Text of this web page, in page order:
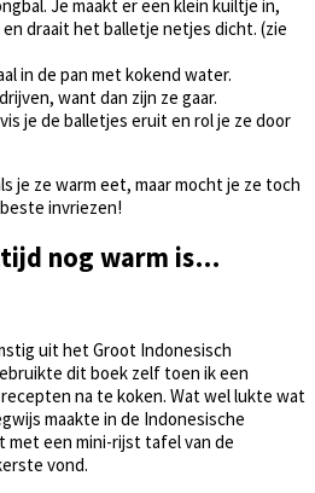
Je maakt er een klein kuiltje in,
draait het balletje netjes dicht. (zie
in de pan met kokend water.
want dan zijn ze gaar.
je de balletjes eruit en rol je ze door
je ze warm eet, maar mocht je ze toch
invriezen!
nog warm is…
uit het Groot Indonesisch
dit boek zelf toen ik een
na te koken. Wat wel lukte wat
maakte in de Indonesische
een mini-rijst tafel van de
vond.